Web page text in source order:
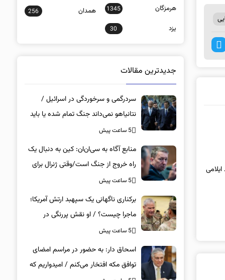
هرمزگان 1345 همدان 256
یزد 30
جدیدترین مقالات
سردرگمی و سرخوردگی در اسرائیل /
نتانیاهو نمی‌داند جنگ تمام شده یا باید
آماده نبرد سنگین باشد / توافق ترامپ با
ایران بزرگ‌ترین شکست برای تل‌آویو است
5 ساعت پیش
منابع آگاه به سی‌ان‌ان: کین به دنبال یک
راه خروج از جنگ است/وقتی ژنرال برای
پایان جنگ دست به دامان حلقه ترامپ
می‌شود/ما درگیر یک بازی موش و گربه
هستیم
5 ساعت پیش
برکناری ناگهانی یک سپهبد ارتش آمریکا؛
ماجرا چیست؟ / او نقش پررنگی در
مدیریت جنگ داشت
5 ساعت پیش
اسحاق‌ دار: به حضور در مراسم امضای
توافق مکه افتخار می‌کنم / امیدواریم که